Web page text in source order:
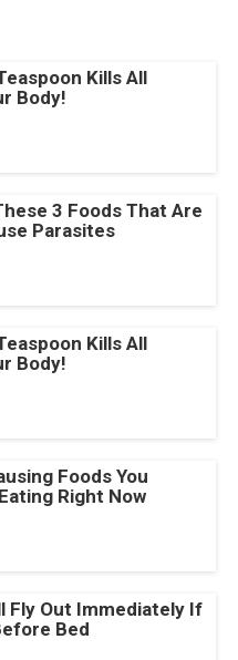
Kills All
Body!
3 Foods That Are
Parasites
Kills All
Body!
Foods You
Right Now
Fly Out Immediately If
Bed